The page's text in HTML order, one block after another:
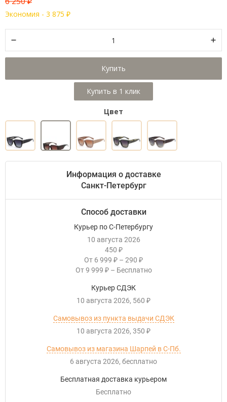
₽
Экономия - 3 875 ₽
Купить
Цвет
Информация о доставке
Санкт-Петербург
Способ доставки
Курьер по С-Петербургу
10 августа 2026
450 ₽
От 6 999 ₽ – 290 ₽
От 9 999 ₽ – Бесплатно
Курьер СДЭК
10 августа 2026 560 ₽
Самовывоз из пункта выдачи СДЭК
10 августа 2026 350 ₽
Самовывоз из магазина Шарпей в С-Пб.
6 августа 2026
Бесплатно
Бесплатная доставка курьером
Бесплатно